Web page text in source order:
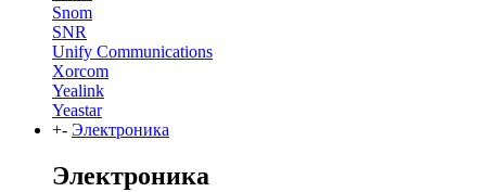
Snom
SNR
Unify Communications
Xorcom
Yealink
Yeastar
+- Электроника
Электроника